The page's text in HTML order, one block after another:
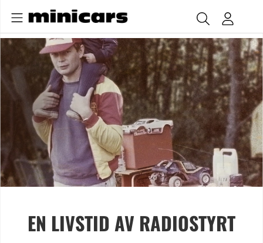
EN LIVSTID AV RADIOSTYRT